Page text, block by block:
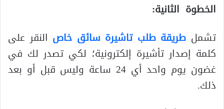
الخطوة الثانية:
تشمل طريقة طلب تاشيرة سائق خاص النقر على
كلمة إصدار تأشيرة إلكترونية؛ لكي تصدر لك في
غضون يوم واحد أي 24 ساعة وليس قبل أو بعد
ذلك.